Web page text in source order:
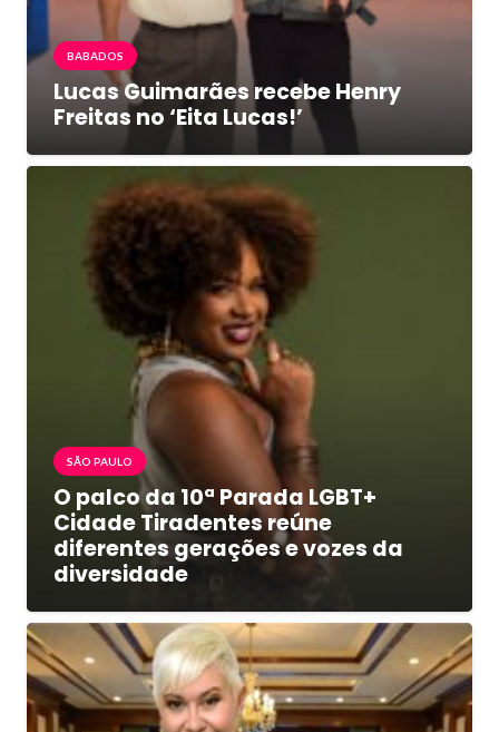
BABADOS
Lucas Guimarães recebe Henry
Freitas no ‘Eita Lucas!’
SÃO PAULO
O palco da 10ª Parada LGBT+
Cidade Tiradentes reúne
diferentes gerações e vozes da
diversidade